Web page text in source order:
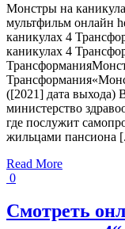
Монстры на
мультфильм онлайн
каникулах 4
каникулах 4
([2021] дата выхода)
министерство
где послужит
жильцами пансиона
Read More
0
Смотреть